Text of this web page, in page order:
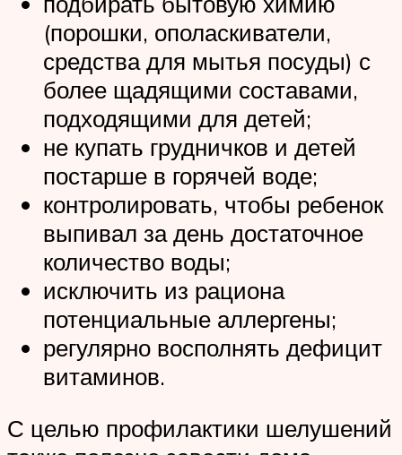
(порошки, ополаскиватели,
средства для мытья посуды) с
более щадящими составами,
подходящими для детей;
не купать грудничков и детей
постарше в горячей воде;
контролировать, чтобы ребенок
выпивал за день достаточное
количество воды;
исключить из рациона
потенциальные аллергены;
регулярно восполнять дефицит
витаминов.
С целью профилактики шелушений